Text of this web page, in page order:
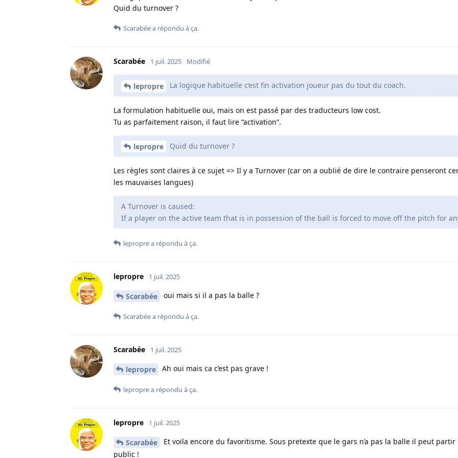
Quid du turnover ?
Scarabéea répondu à ça.
Scarabée 1 juil. 2025 Modifié
lepropre La logique habituelle c’est fin activation joueur pas du tout du coach.
La formulation habituelle oui, mais on est passé par des traducteurs low cost.
Tu as parfaitement raison, il faut lire “activation”.
lepropre Quid du turnover ?
Les règles sont claires à ce sujet => Il y a Turnover (car on a oublié de dire le contraire penseront
les mauvaises langues)
A Turnover is caused:
If a player on the active team that is in possession of the ball is forced to move off the pitch for
leproprea répondu à ça.
lepropre 1 juil. 2025
Scarabée oui mais si il a pas la balle ?
Scarabéea répondu à ça.
Scarabée 1 juil. 2025
lepropre Ah oui mais ca c’est pas grave !
leproprea répondu à ça.
lepropre 1 juil. 2025
Scarabée
Et voila encore du favoritisme. Sous pretexte que le gars n’a pas la balle il peut partir
public !